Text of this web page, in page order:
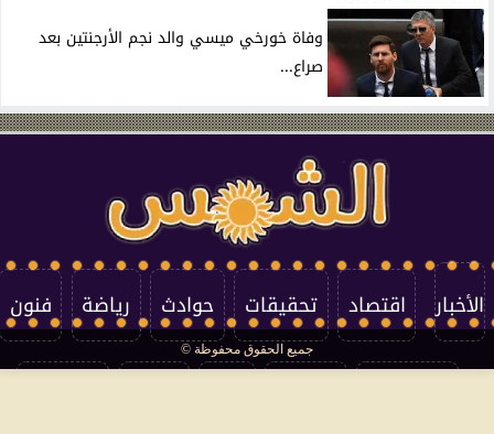
وفاة خورخي ميسي والد نجم الأرجنتين بعد
صراع...
الأخبار اقتصاد تحقيقات حوادث رياضة فنون
جميع الحقوق محفوظة ©